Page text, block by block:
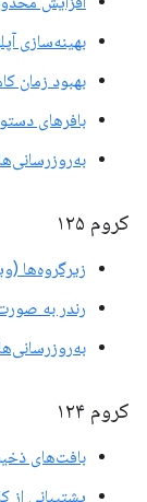
بهینه‌سازی
بهبود زمان
بافرهای
کروم ۱۲۵
زیرگروه‌ها
رندر به
کروم ۱۲۴
بافت‌های
پشتیبانی از